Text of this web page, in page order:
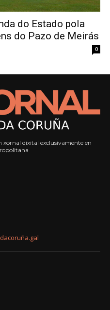
do Estado pola
do Pazo de Meirás
0
dixital exclusivamente en